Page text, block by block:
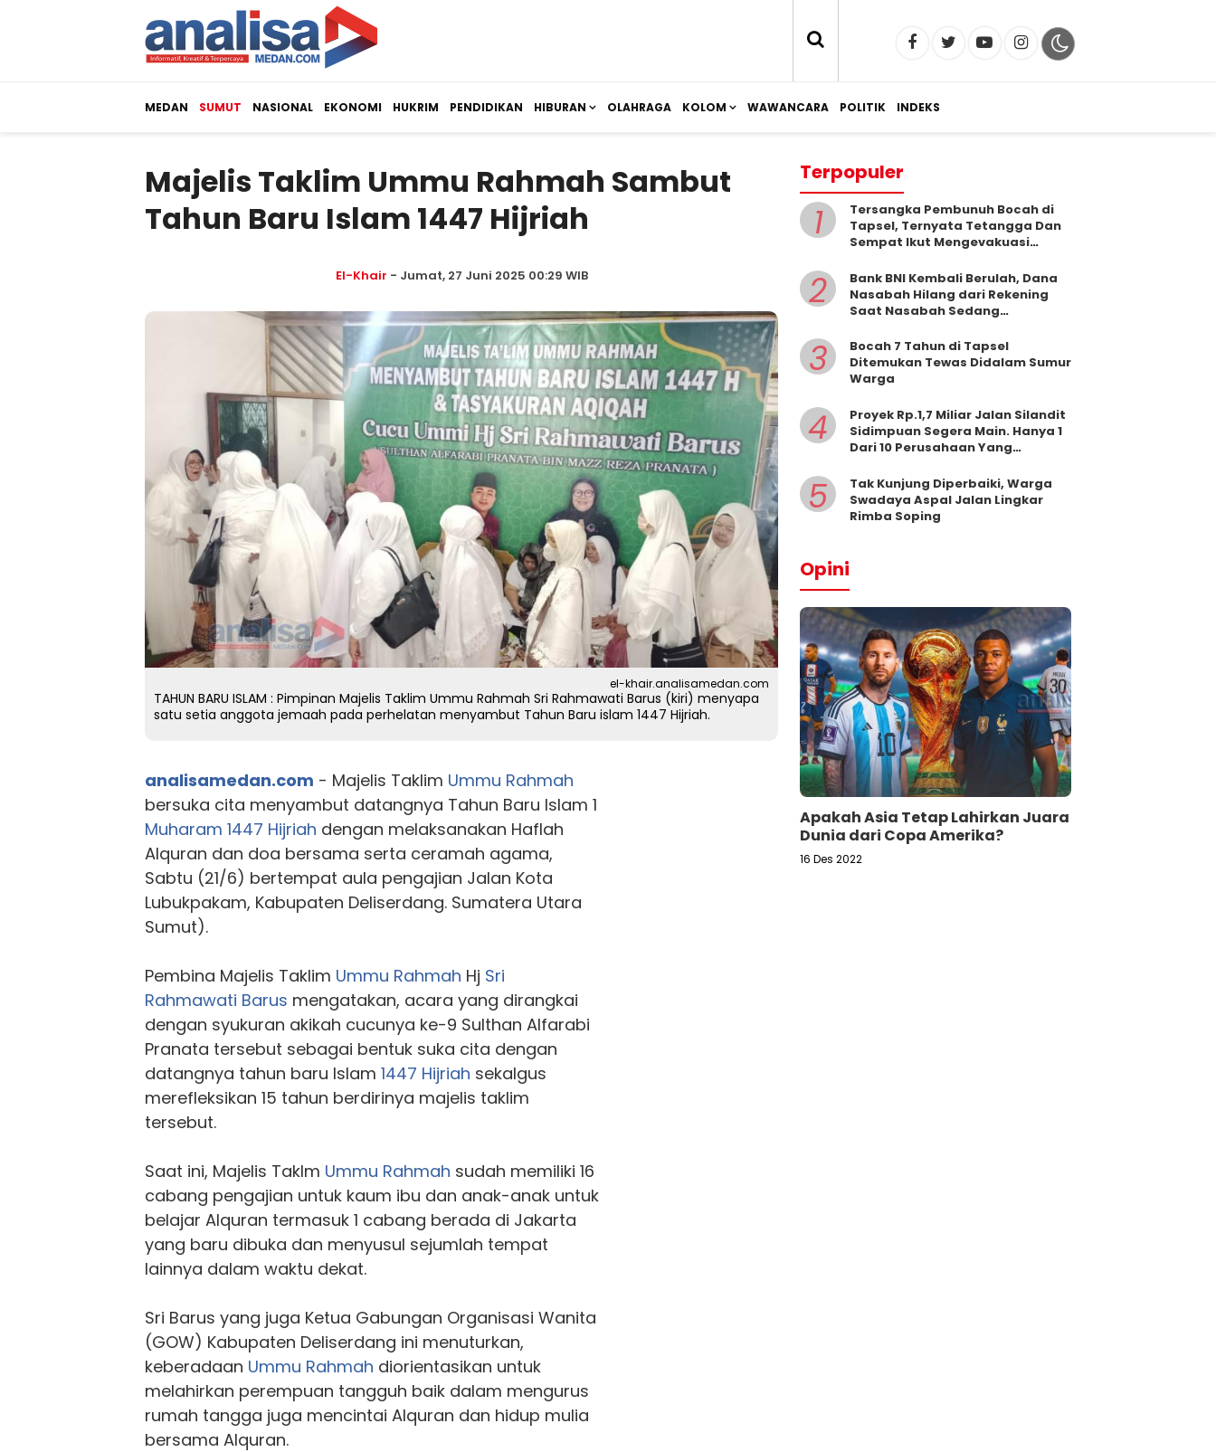
MEDAN SUMUT NASIONAL EKONOMI HUKRIM PENDIDIKAN HIBURAN OLAHRAGA KOLOM WAWANCARA POLITIK INDEKS
Majelis Taklim Ummu Rahmah Sambut
Tahun Baru Islam 1447 Hijriah
El-Khair - Jumat, 27 Juni 2025 00:29 WIB
el-khair.analisamedan.com
TAHUN BARU ISLAM : Pimpinan Majelis Taklim Ummu Rahmah Sri Rahmawati Barus (kiri) menyapa
satu setia anggota jemaah pada perhelatan menyambut Tahun Baru islam 1447 Hijriah.
analisamedan.com - Majelis Taklim Ummu Rahmah
bersuka cita menyambut datangnya Tahun Baru Islam 1
Muharam 1447 Hijriah dengan melaksanakan Haflah
Alquran dan doa bersama serta ceramah agama,
Sabtu (21/6) bertempat aula pengajian Jalan Kota
Lubukpakam, Kabupaten Deliserdang. Sumatera Utara
Sumut).
Pembina Majelis Taklim Ummu Rahmah Hj Sri
Rahmawati Barus mengatakan, acara yang dirangkai
dengan syukuran akikah cucunya ke-9 Sulthan Alfarabi
Pranata tersebut sebagai bentuk suka cita dengan
datangnya tahun baru Islam 1447 Hijriah sekalgus
merefleksikan 15 tahun berdirinya majelis taklim
tersebut.
Saat ini, Majelis Taklm Ummu Rahmah sudah memiliki 16
cabang pengajian untuk kaum ibu dan anak-anak untuk
belajar Alquran termasuk 1 cabang berada di Jakarta
yang baru dibuka dan menyusul sejumlah tempat
lainnya dalam waktu dekat.
Sri Barus yang juga Ketua Gabungan Organisasi Wanita
(GOW) Kabupaten Deliserdang ini menuturkan,
keberadaan Ummu Rahmah diorientasikan untuk
melahirkan perempuan tangguh baik dalam mengurus
rumah tangga juga mencintai Alquran dan hidup mulia
bersama Alquran.
Terpopuler
1
Tersangka Pembunuh Bocah di
Tapsel, Ternyata Tetangga Dan
Sempat Ikut Mengevakuasi
2
Bank BNI Kembali Berulah, Dana
Nasabah Hilang dari Rekening
Saat Nasabah Sedang
3
Bocah 7 Tahun di Tapsel
Ditemukan Tewas Didalam Sumur
Warga
4
Proyek Rp.1,7 Miliar Jalan Silandit
Sidimpuan Segera Main. Hanya 1
Dari 10 Perusahaan Yang
5
Tak Kunjung Diperbaiki, Warga
Swadaya Aspal Jalan Lingkar
Rimba Soping
Opini
Apakah Asia Tetap Lahirkan Juara
Dunia dari Copa Amerika?
16 Des 2022